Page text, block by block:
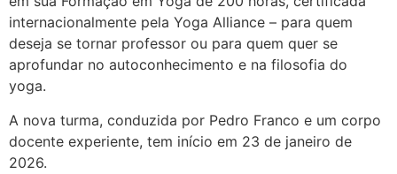
internacionalmente pela Yoga Alliance – para quem
deseja se tornar professor ou para quem quer se
aprofundar no autoconhecimento e na filosofia do
yoga.
A nova turma, conduzida por Pedro Franco e um corpo
docente experiente, tem início em 23 de janeiro de
2026.